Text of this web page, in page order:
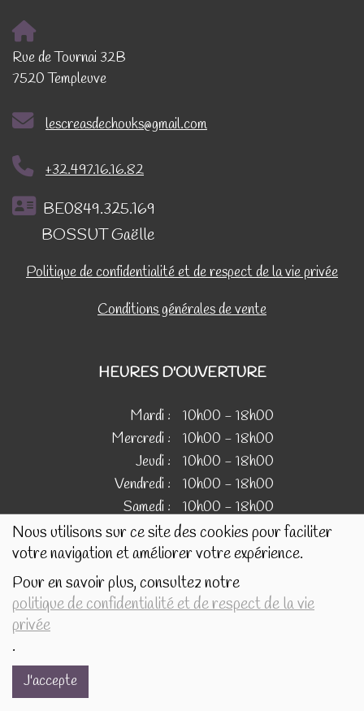
Nous utilisons sur ce site des cookies pour faciliter
votre navigation et améliorer votre expérience.
Pour en savoir plus, consultez notre
politique de confidentialité et de respect de la vie
privée
.
J'accepte
Rue de Tournai 32B
7520 Templeuve
lescreasdechouks@gmail.com
+32.497.16.16.82
BE0849.325.169
BOSSUT Gaëlle
Politique de confidentialité et de respect de la vie privée
Conditions générales de vente
HEURES D'OUVERTURE
Mardi :
10h00 - 18h00
Mercredi :
10h00 - 18h00
Jeudi :
10h00 - 18h00
Vendredi :
10h00 - 18h00
Samedi :
10h00 - 18h00
IMAGES
Les images présentées pour illustrer les produits en vente
sur ce site ne sont pas contractuelles.